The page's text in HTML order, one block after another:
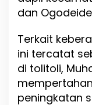
dan
Terkait
ini tercatat
di tolitoli,
peningkatan